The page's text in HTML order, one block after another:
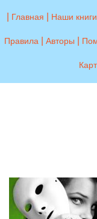
Главная Наши книги
Правила Авторы